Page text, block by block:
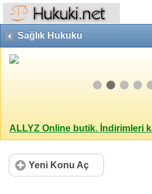
Sağlık Hukuku
ALLYZ Online butik. İndirimleri
Yeni Konu Aç